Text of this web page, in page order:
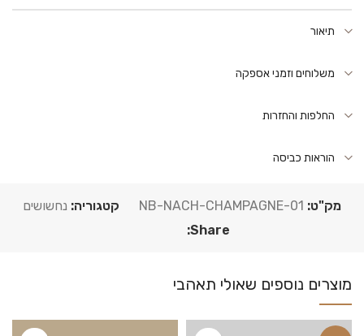
תיאור
משלוחים וזמני אספקה
החלפות והחזרות
הוראות כביסה
מק"ט: NB-NACH-CHAMPAGNE-01 קטגוריה: נחשושים
Share: